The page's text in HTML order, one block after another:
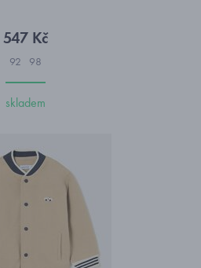
547 Kč
92 98
skladem